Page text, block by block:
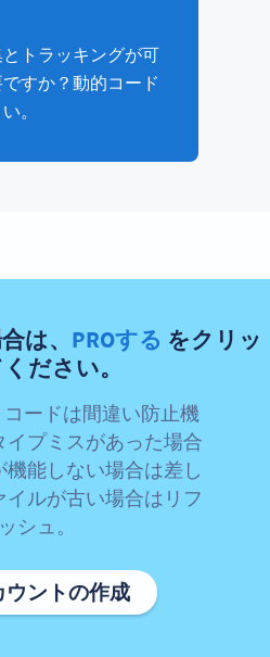
トラッキングが可
すか？動的コード
。
は、 PROする をクリッ
ださい。
コードは間違い防止機
プミスがあった場合
能しない場合は差し
ルが古い場合はリフ
シュ。
ウントの作成